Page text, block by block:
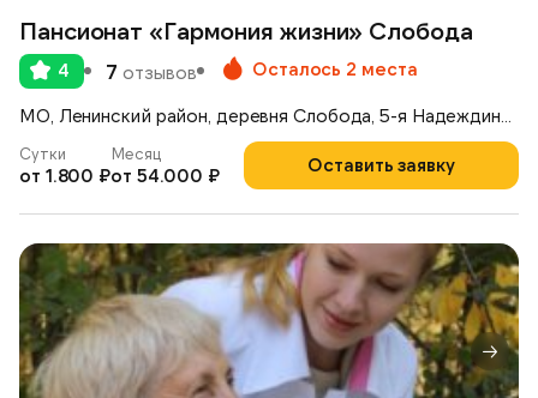
Пансионат «Гармония жизни» Слобода
4 7 отзывов Осталось 2 места
Оставить заявку
Сутки
от 1.800 ₽
Месяц
от 54.000 ₽